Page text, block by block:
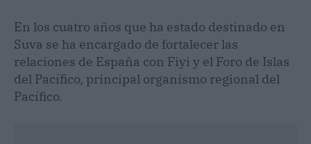
En los cuatro años que ha estado destinado en
Suva se ha encargado de fortalecer las
relaciones de España con Fiyi y el Foro de Islas
del Pacífico, principal organismo regional del
Pacífico.